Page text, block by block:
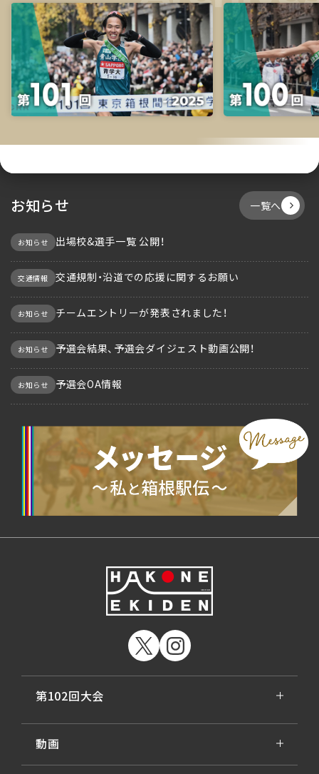
お知らせ 一覧へ
お知らせ 出場校&選手一覧 公開！
交通情報 交通規制・沿道での応援に関するお願い
お知らせ チームエントリーが発表されました！
お知らせ 予選会結果、予選会ダイジェスト動画公開！
お知らせ 予選会OA情報
第102回大会
動画